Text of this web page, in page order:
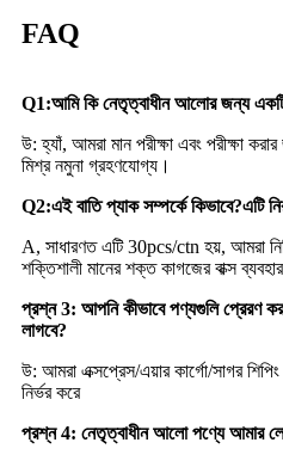
FAQ
Q1:আমি কি নেতৃত্বাধীন আলোর জন্য একটি
উ: হ্যাঁ, আমরা মান পরীক্ষা এবং পরীক্ষা
মিশ্র নমুনা গ্রহণযোগ্য।
Q2:এই বাতি প্যাক সম্পর্কে কিভাবে?এটি
A, সাধারণত এটি 30pcs/ctn হয়, আমরা
শক্তিশালী মানের শক্ত কাগজের বাক্স
প্রশ্ন 3: আপনি কীভাবে পণ্যগুলি প্রেরণ
লাগবে?
উ: আমরা এক্সপ্রেস/এয়ার কার্গো/সাগর শিপিং
নির্ভর করে
প্রশ্ন 4: নেতৃত্বাধীন আলো পণ্যে আমার